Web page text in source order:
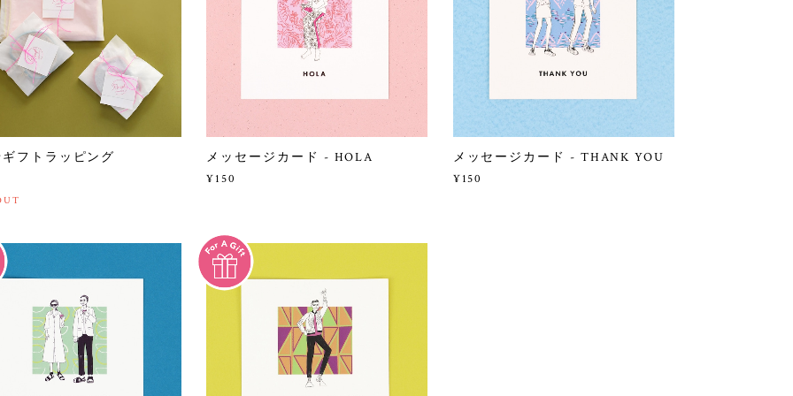
フトラッピング メッセージカード - HOLA
¥150
メッセージカード - THANK YOU
¥150